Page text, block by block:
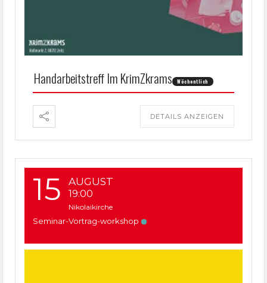
Handarbeitstreff Im KrimZkrams Wöchentlich
DETAILS ANZEIGEN
15 AUGUST
19:00
Nikolaikirche
Seminar-Vortrag-workshop